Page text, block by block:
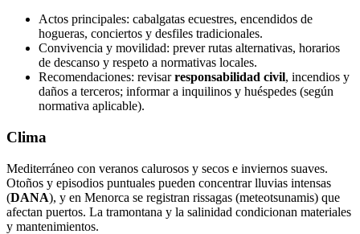
Actos principales: cabalgatas ecuestres, encendidos de
hogueras, conciertos y desfiles tradicionales.
Convivencia y movilidad: prever rutas alternativas, horarios
de descanso y respeto a normativas locales.
Recomendaciones: revisarresponsabilidad civil, incendios y
daños a terceros; informar a inquilinos y huéspedes (según
normativa aplicable).
Clima
Mediterráneo con veranos calurosos y secos e inviernos suaves.
Otoños y episodios puntuales pueden concentrar lluvias intensas
(DANA), y en Menorca se registran rissagas (meteotsunamis) que
afectan puertos. La tramontana y la salinidad condicionan materiales
y mantenimientos.